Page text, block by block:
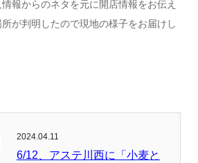
報からのネタを元に開店情報をお伝え
が判明したので現地の様子をお届けし
2024.04.11
6/12、アステ川西に「小麦と